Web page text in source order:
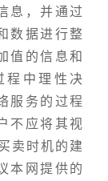
息，并通过
数据进行整
值的信息和
程中理性决
服务的过程
不应将其视
卖时机的建
本网提供的